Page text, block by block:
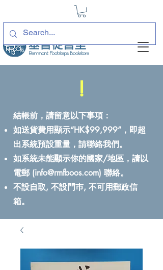
!
結帳前，請留意以下事項：
如送貨費用顯示“HK$99,999”，即超
出系統預設重量，請聯絡我們。
如系統未能顯示你的國家/地區，請以
電郵 (info@rmfboos.com) 聯絡。
不設自取, 不設門巿, 不可用郵政信
箱。